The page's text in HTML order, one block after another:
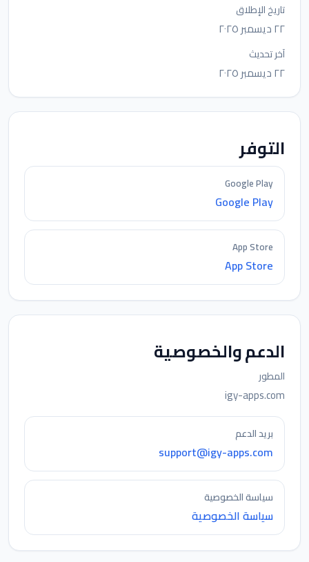
تاريخ الإطلاق
٢٢ ديسمبر ٢٠٢٥
آخر تحديث
٢٢ ديسمبر ٢٠٢٥
التوفر
Google Play
Google Play
App Store
App Store
الدعم والخصوصية
المطور
igy-apps.com
بريد الدعم
support@igy-apps.com
سياسة الخصوصية
سياسة الخصوصية